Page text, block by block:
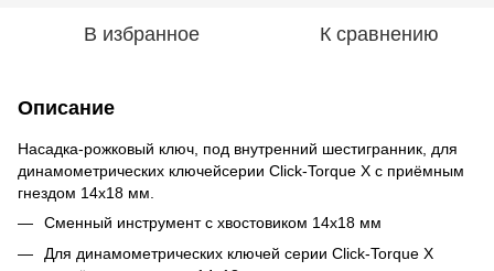
В избранное К сравнению
Описание
Насадка-рожковый ключ, под внутренний шестигранник, для
динамометрических ключейсерии Click-Torque X с приёмным
гнездом 14x18 мм.
Сменный инструмент с хвостовиком 14x18 мм
Для динамометрических ключей серии Click-Torque X